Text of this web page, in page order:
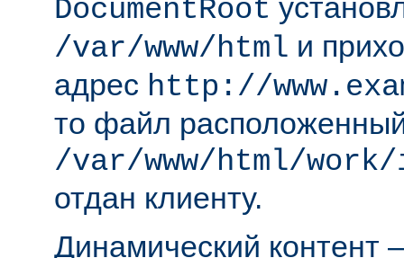
DocumentRoot
/var/www/html и
адрес http://
то файл
/var/www/html/
отдан клиенту.
Динамический контент